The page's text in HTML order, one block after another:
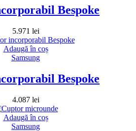
Bespoke
5.971 lei
Adaugă în coș
Samsung
Bespoke
4.087 lei
Adaugă în coș
Samsung